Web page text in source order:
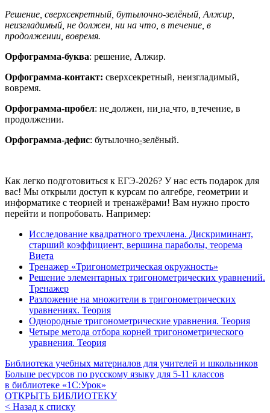
Решение, сверхсекретный, бутылочно-зелёный, Алжир,
неизгладимый, не должен, ни на что, в течение, в
продолжении, вовремя.
Орфограмма-буква: решение, Алжир.
Орфограмма-контакт: сверхсекретный, неизгладимый,
вовремя.
Орфограмма-пробел: не должен, ни на что, в течение, в
продолжении.
Орфограмма-дефис: бутылочно-зелёный.
Как легко подготовиться к ЕГЭ-2026? У нас есть подарок для
вас! Мы открыли доступ к курсам по алгебре, геометрии и
информатике с теорией и тренажёрами! Вам нужно просто
перейти и попробовать. Например:
Исследование квадратного трехчлена. Дискриминант,
старший коэффициент, вершина параболы, теорема
Виета
Тренажер «Тригонометрическая окружность»
Решение элементарных тригонометрических уравнений.
Тренажер
Разложение на множители в тригонометрических
уравнениях. Теория
Однородные тригонометрические уравнения. Теория
Четыре метода отбора корней тригонометрического
уравнения. Теория
Библиотека учебных материалов для учителей и школьников
Больше ресурсов по русскому языку для 5-11 классов
в библиотеке «1С:Урок»
ОТКРЫТЬ БИБЛИОТЕКУ
< Назад к списку